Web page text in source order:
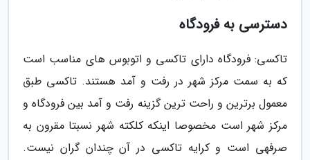
دسترسی به فرودگاه
تاکسی: فرودگاه دارای تاکسی و اتوبوس های مناسب است
که به سمت مرکز شهر در رفت و آمد هستند. تاکسی طبق
معمول برترین و راحت ترین گزینه رفت و آمد بین فرودگاه و
مرکز شهر است مخصوصا اینکه کلکته شهر نسبتا مقرون به
صرفهی است و کرایه تاکسی در آن چندان گران نیست.